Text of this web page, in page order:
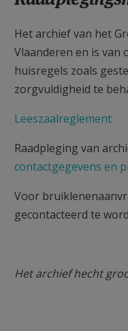
Het archief van het
Vlaanderen en is van
huisregels zoals
zorgvuldigheid te
Leeszaalreglement
Raadpleging van
contactgegevens en
Voor
gecontacteerd te
Het archief hecht